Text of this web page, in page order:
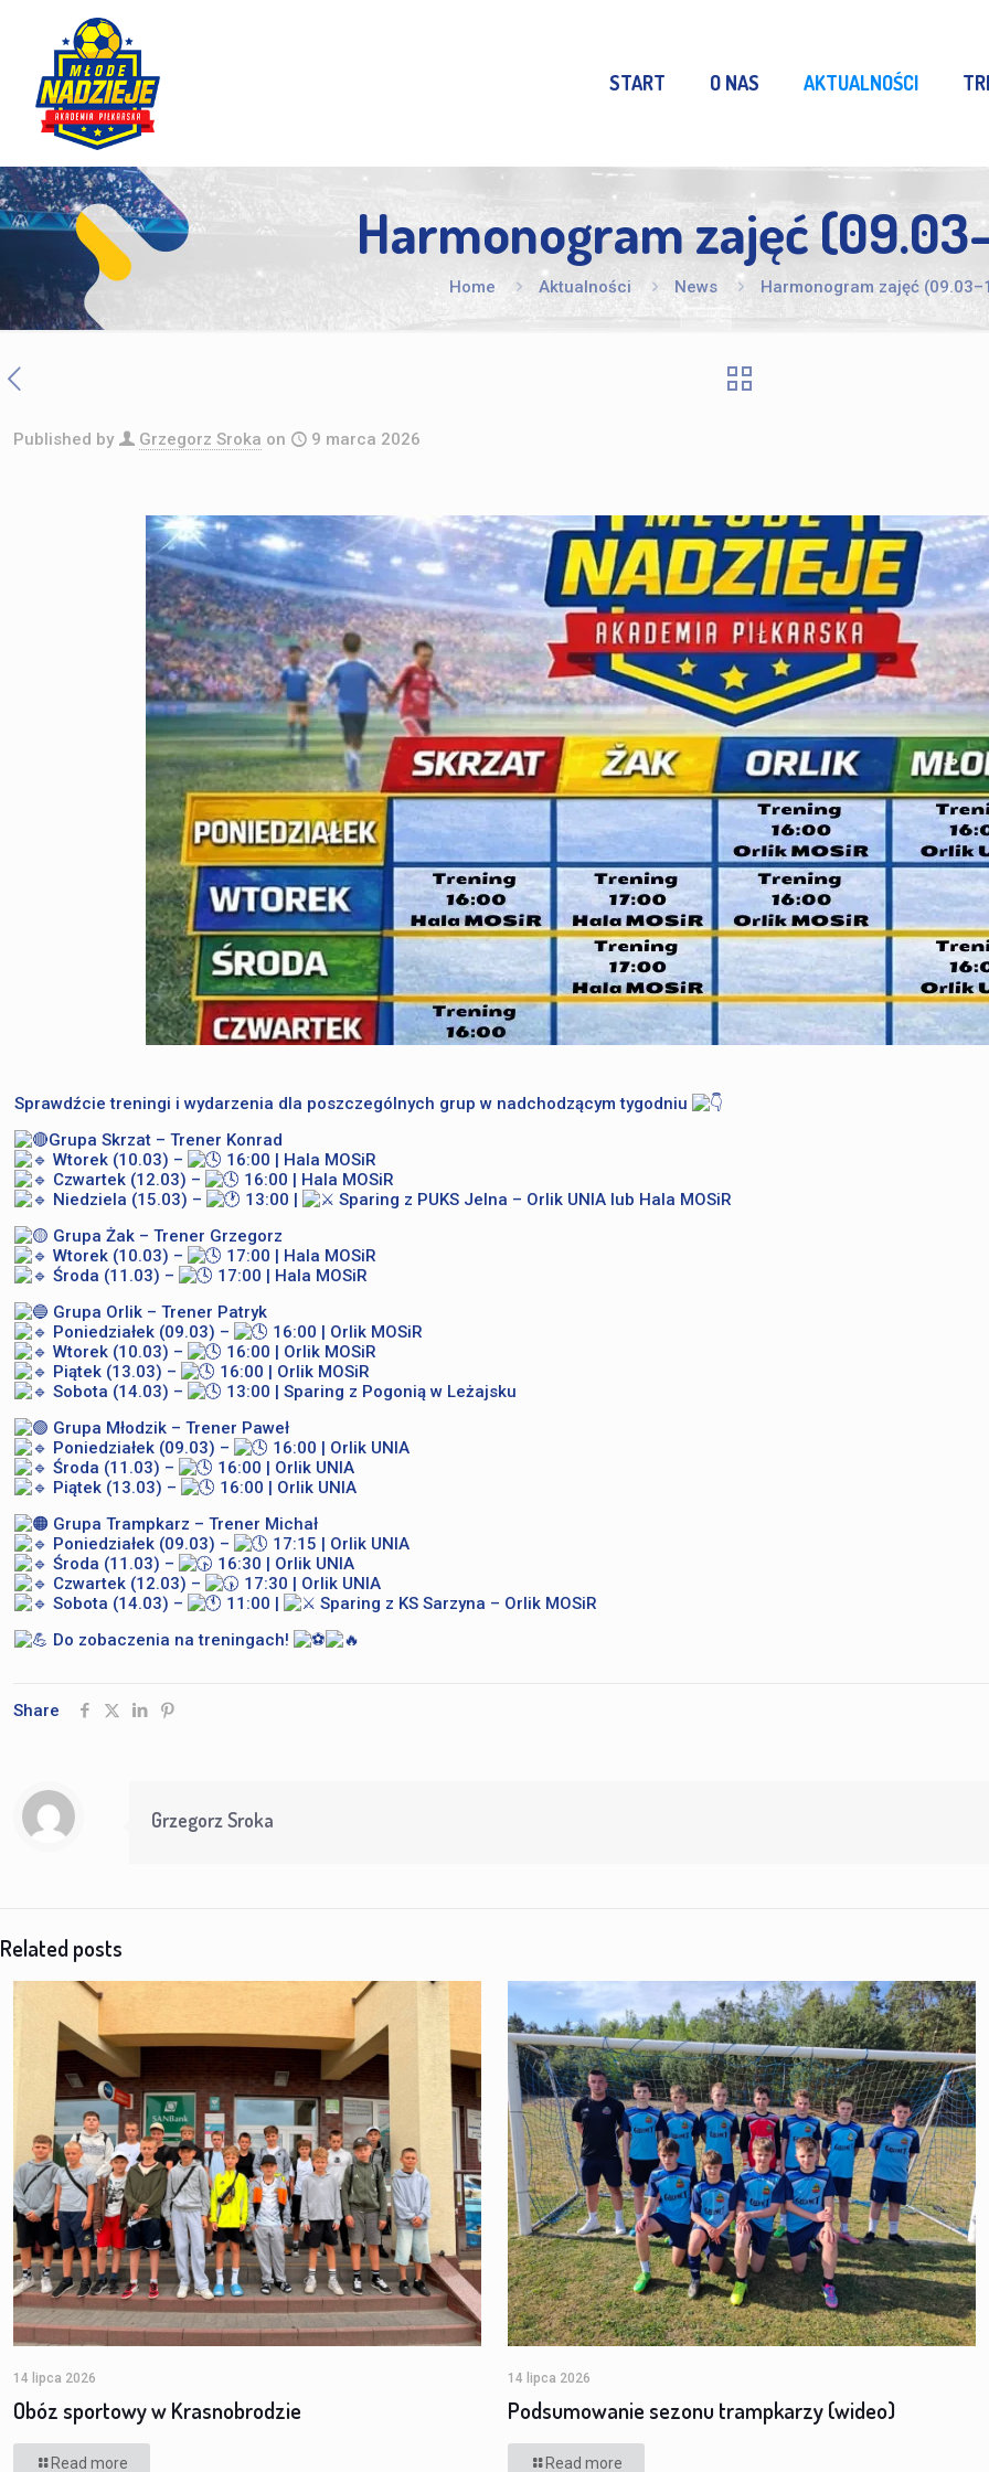
START O NAS AKTUALNOŚCI
Harmonogram zajęć
Home Aktualności News Harmonogram zajęć
Published by Grzegorz Sroka on 9 marca 2026
Sprawdźcie treningi i wydarzenia dla poszczególnych grup w nadchodzącym tygodniu
Grupa Skrzat – Trener Konrad
Wtorek (10.03) –
16:00 | Hala MOSiR
Czwartek (12.03) –
16:00 | Hala MOSiR
Niedziela (15.03) –
13:00 |
Sparing z PUKS Jelna – Orlik UNIA lub Hala MOSiR
Grupa Żak – Trener Grzegorz
Wtorek (10.03) –
17:00 | Hala MOSiR
Środa (11.03) –
17:00 | Hala MOSiR
Grupa Orlik – Trener Patryk
Poniedziałek (09.03) –
16:00 | Orlik MOSiR
Wtorek (10.03) –
16:00 | Orlik MOSiR
Piątek (13.03) –
16:00 | Orlik MOSiR
Sobota (14.03) –
13:00 | Sparing z Pogonią w Leżajsku
Grupa Młodzik – Trener Paweł
Poniedziałek (09.03) –
16:00 | Orlik UNIA
Środa (11.03) –
16:00 | Orlik UNIA
Piątek (13.03) –
16:00 | Orlik UNIA
Grupa Trampkarz – Trener Michał
Poniedziałek (09.03) –
17:15 | Orlik UNIA
Środa (11.03) –
16:30 | Orlik UNIA
Czwartek (12.03) –
17:30 | Orlik UNIA
Sobota (14.03) –
11:00 |
Sparing z KS Sarzyna – Orlik MOSiR
Do zobaczenia na treningach!
Share
Grzegorz Sroka
Related posts
14 lipca 2026
Obóz sportowy w Krasnobrodzie
Read more
14 lipca 2026
Podsumowanie sezonu trampkarzy (wideo)
Read more